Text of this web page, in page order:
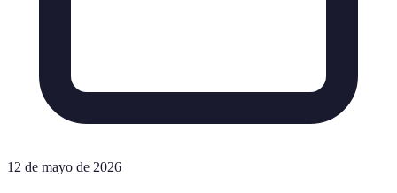
12 de mayo de 2026